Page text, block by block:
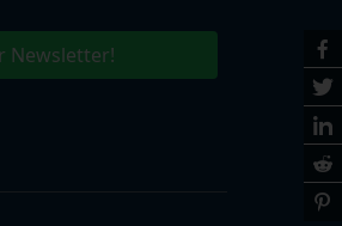
Newsletter!